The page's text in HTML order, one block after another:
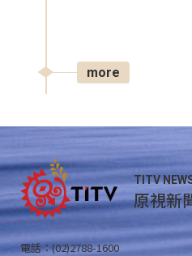
more
TITV
原視新
電話：(02)2788-1600